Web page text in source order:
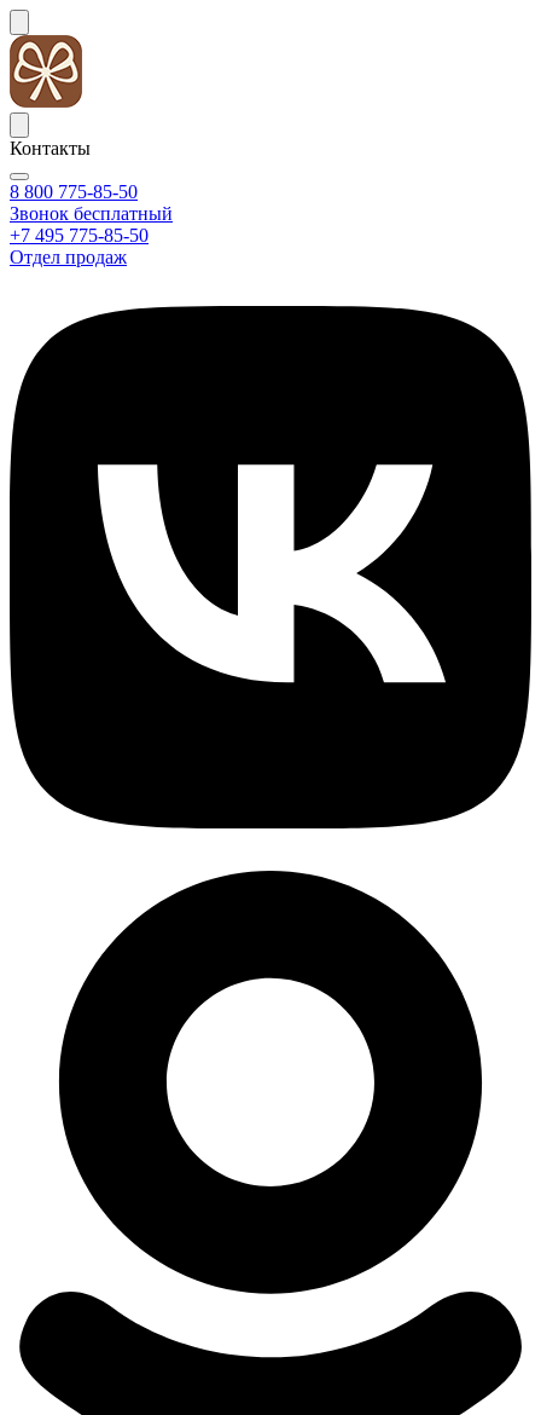
Контакты
8 800 775-85-50
Звонок бесплатный
+7 495 775-85-50
Отдел продаж